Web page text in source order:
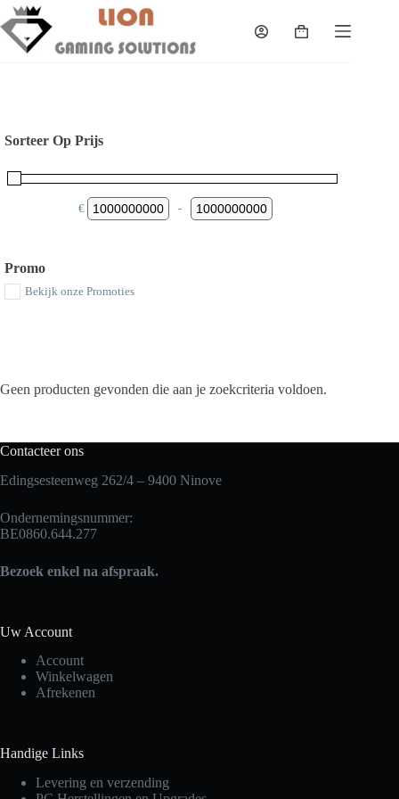
Skip
to
content
Shopping
Geen producten gevonden die aan je zoekcriteria voldoen.
Sorteer Op Prijs
€ Minimum Price
-Maximum Price
Promo
Bekijk onze Promoties
Contacteer ons
Edingsesteenweg 262/4 – 9400 Ninove
Ondernemingsnummer:
BE0860.644.277
Bezoek enkel na afspraak.
Uw Account
Account
Winkelwagen
Afrekenen
Handige Links
Levering en verzending